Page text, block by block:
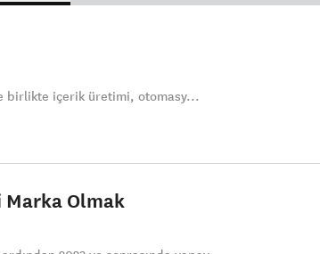
birlikte içerik üretimi, otomasy...
Marka Olmak